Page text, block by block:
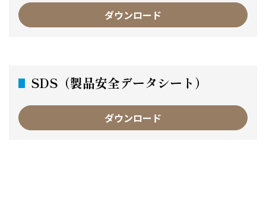
ダウンロード
SDS（製品安全データシート）
ダウンロード